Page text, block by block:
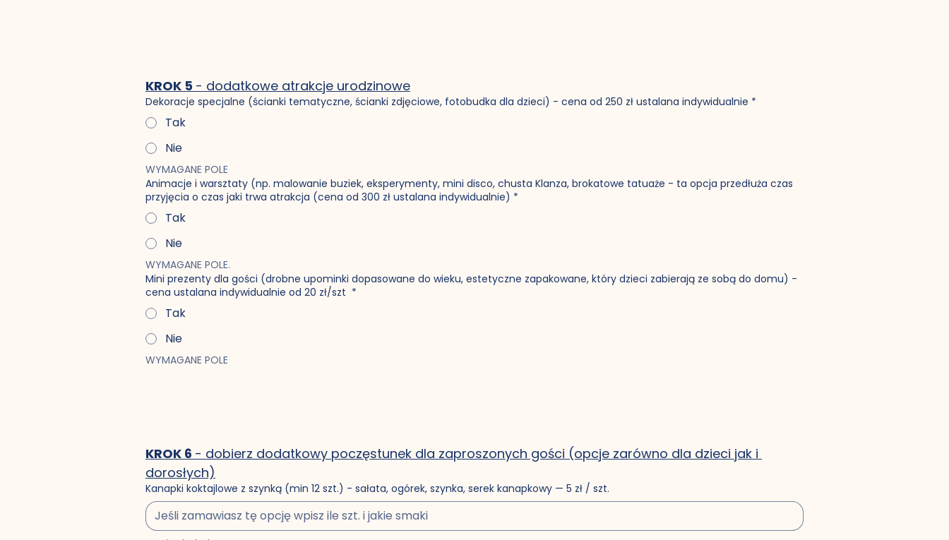
KROK 5 - dodatkowe atrakcje urodzinowe
Dekoracje specjalne (ścianki tematyczne, ścianki zdjęciowe, fotobudka dla dzieci) - cena od 250 zł ustalana indywidualnie *
Tak
Nie
WYMAGANE POLE
Animacje i warsztaty (np. malowanie buziek, eksperymenty, mini disco, chusta Klanza, brokatowe tatuaże - ta opcja przedłuża czas
przyjęcia o czas jaki trwa atrakcja (cena od 300 zł ustalana indywidualnie) *
Tak
Nie
Mini prezenty dla gości (drobne upominki dopasowane do wieku, estetyczne zapakowane, który dzieci zabierają ze sobą do domu) -
cena ustalana indywidualnie od 20 zł/szt *
Tak
Nie
WYMAGANE POLE
KROK 6 - dobierz dodatkowy poczęstunek dla zaproszonych gości (opcje zarówno dla dzieci jak i
dorosłych)
Kanapki koktajlowe z szynką (min 12 szt.) - sałata, ogórek, szynka, serek kanapkowy — 5 zł / szt.